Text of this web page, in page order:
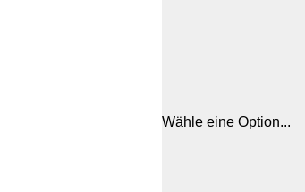
Wähle eine Option...